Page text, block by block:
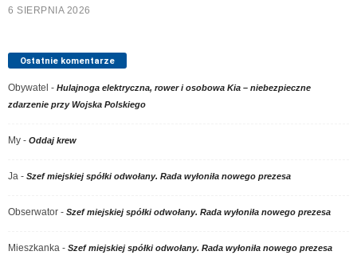
6 SIERPNIA 2026
Ostatnie komentarze
Obywatel - Hulajnoga elektryczna, rower i osobowa Kia – niebezpieczne
zdarzenie przy Wojska Polskiego
My - Oddaj krew
Ja - Szef miejskiej spółki odwołany. Rada wyłoniła nowego prezesa
Obserwator - Szef miejskiej spółki odwołany. Rada wyłoniła nowego prezesa
Mieszkanka - Szef miejskiej spółki odwołany. Rada wyłoniła nowego prezesa